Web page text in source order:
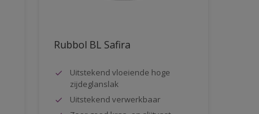
Rubbol BL Safira
Uitstekend vloeiende hoge
zijdeglanslak
Uitstekend verwerkbaar